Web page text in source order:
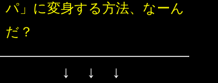
パ」に変身する方法、なーん
だ？
↓ ↓ ↓